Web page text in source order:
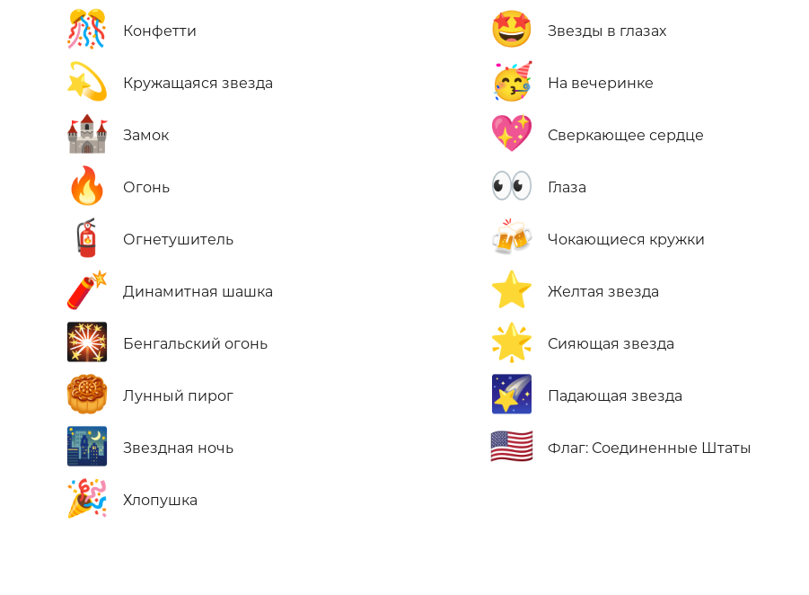
🎊 Конфетти
💫 Кружащаяся звезда
🏰 Замок
🔥 Огонь
🧯 Огнетушитель
🧨 Динамитная шашка
🎇 Бенгальский огонь
🥮 Лунный пирог
🌃 Звездная ночь
🎉 Хлопушка
🤩 Звезды в глазах
🥳 На вечеринке
💖 Сверкающее сердце
👀 Глаза
🍻 Чокающиеся кружки
⭐ Желтая звезда
🌟 Сияющая звезда
🌠 Падающая звезда
🇺🇸 Флаг: Соединенные Штаты